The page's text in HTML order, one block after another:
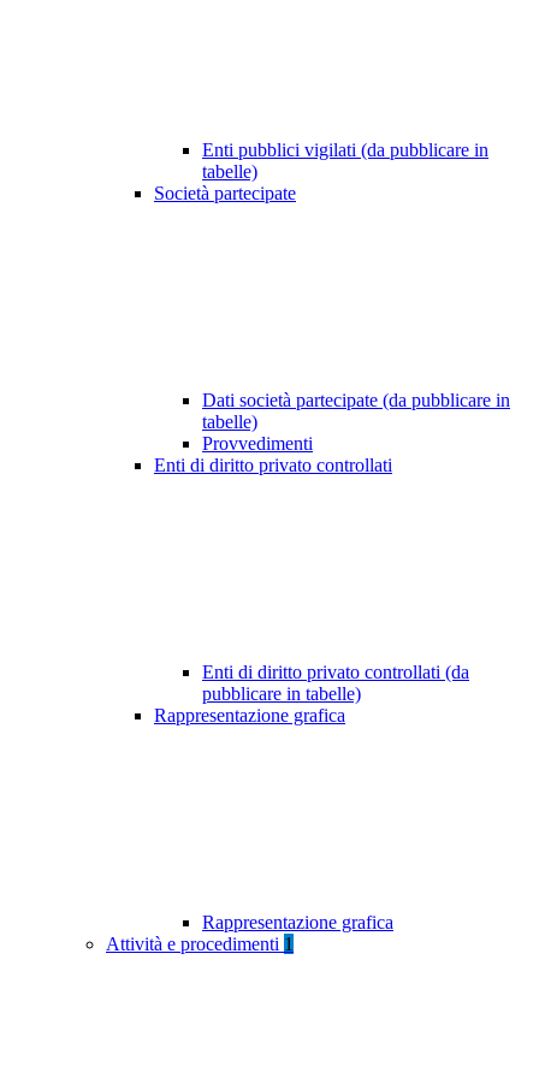
Enti pubblici vigilati (da pubblicare in
tabelle)
Società partecipate
Dati società partecipate (da pubblicare in
tabelle)
Provvedimenti
Enti di diritto privato controllati
Enti di diritto privato controllati (da
pubblicare in tabelle)
Rappresentazione grafica
Rappresentazione grafica
Attività e procedimenti 1